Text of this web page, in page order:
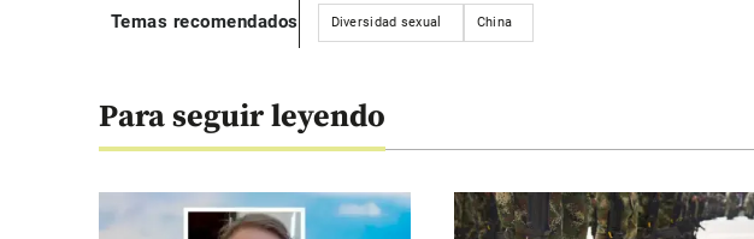
Temas recomendados Diversidad sexual China
Para seguir leyendo